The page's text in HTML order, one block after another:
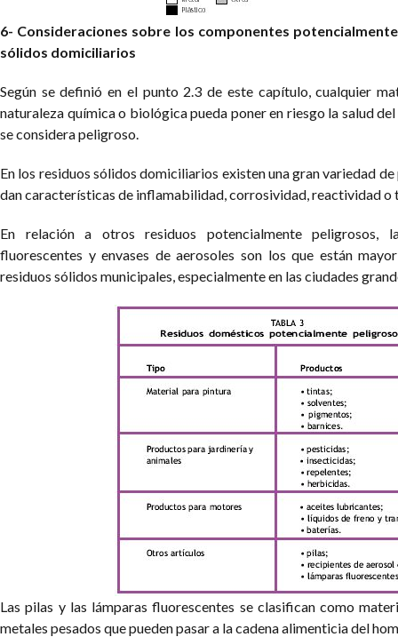
6- Consideraciones sobre los componentes
sólidos domiciliarios
Según se definió en el punto 2.3 de este capítulo, cualquier
naturaleza química o biológica pueda poner en riesgo la salud
se considera peligroso.
En los residuos sólidos domiciliarios existen una gran variedad
dan características de inflamabilidad, corrosividad, reactividad o
En relación a otros residuos potencialmente peligrosos,
fluorescentes y envases de aerosoles son los que están
residuos sólidos municipales, especialmente en las ciudades
Las pilas y las lámparas fluorescentes se clasifican como
metales pesados que pueden pasar a la cadena alimenticia del